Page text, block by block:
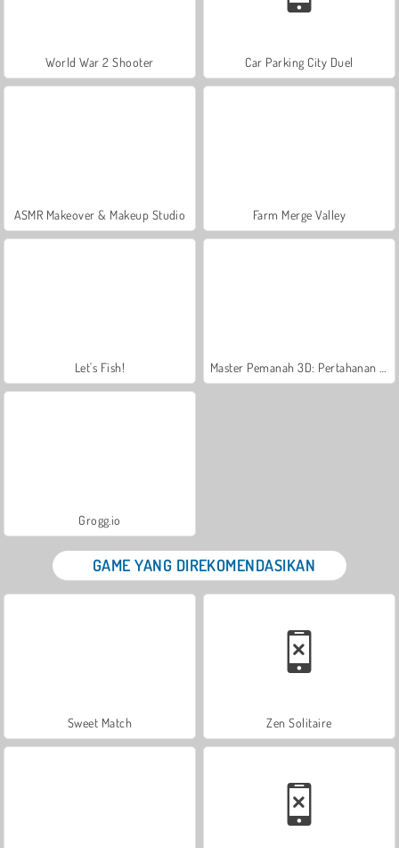
World War 2 Shooter Car Parking City Duel
ASMR Makeover & Makeup Studio Farm Merge Valley
Let's Fish!
Grogg.io
GAME YANG DIREKOMENDASIKAN
Sweet Match Zen Solitaire